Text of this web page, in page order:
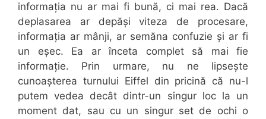
informația nu ar mai fi bună, ci mai rea. Dacă
deplasarea ar depăși viteza de procesare,
informația ar mânji, ar semăna confuzie și ar fi
un eșec. Ea ar înceta complet să mai fie
informație. Prin urmare, nu ne lipsește
cunoașterea turnului Eiffel din pricină că nu-l
putem vedea decât dintr-un singur loc la un
moment dat, sau cu un singur set de ochi o